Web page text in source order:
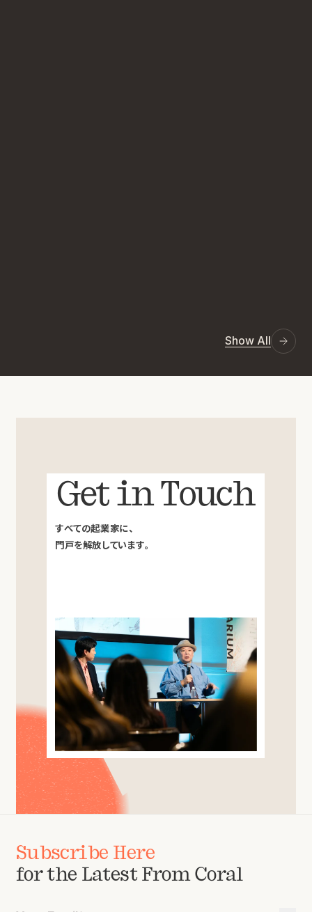
Show All
Get in Touch
すべての起業家に、
門戸を解放しています。
Subscribe Here
for the Latest From Coral